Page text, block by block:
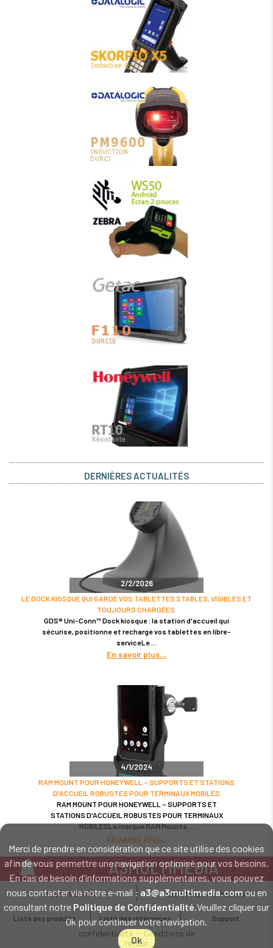
Merci de prendre en considération que ce site utilise des cookies
afin de vous permettre une navigation optimisé pour vos besoins.
En cas de besoin d'informations supplémentaires, vous pouvez
nous contacter via notre e-mail : a3@a3multimedia.comou en
consultant notre Politique de Confidentialité.Veuillez cliquer sur
Ok pour continuer votre navigation.
Ok
DERNIÈRES ACTUALITÉS
2/2/2026
LE DOCK KIOSQUE QUI GARDE VOS TABLETTES STABLES, VISIBLES ET
TOUJOURS CHARGÉES.
GDS® Uni-Conn™ Dock kiosque : la station d'accueil qui
sécurise, positionne et recharge vos tablettes en libre-
serviceLe
En savoir plus
4/1/2024
RAM MOUNT POUR HONEYWELL – SUPPORTS ET STATIONS
D'ACCUEIL ROBUSTES POUR TERMINAUX MOBILES
RAM MOUNT POUR HONEYWELL – SUPPORTS ET
STATIONS D'ACCUEIL ROBUSTES POUR TERMINAUX
MOBILESLa marque RAM Mounts
En savoir plus
A3MULTIMEDIA
LE SPÉCIALISTE MATÉRIEL ET LOGICIEL CODE BARRE
Intervention sur tout le territoire : Cholet - Nantes - Angers - Rennes - Le
Mans - Bordeaux - Paris - Lille - Brest - Toulouse - Marseille - Poitiers -
Caen - Lyon - Reims - Lorient - Vannes - Quimper - Rouen
02 52 45 00 20 a3@a3multimedia.com
Liste des produits Liste des références Support
Mentions légales-Politique de
confidentialité - Conditions de
retour